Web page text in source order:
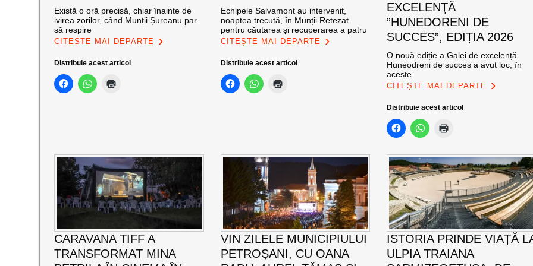
Există o oră precisă, chiar înainte de
ivirea zorilor, când Munții Șureanu par
să respire
CITEȘTE MAI DEPARTE
Distribuie acest articol
Echipele Salvamont au intervenit,
noaptea trecută, în Munții Retezat
pentru căutarea și recuperarea a patru
CITEȘTE MAI DEPARTE
Distribuie acest articol
EXCELENŢĂ
”HUNEDORENI DE
SUCCES”, EDIȚIA 2026
O nouă ediție a Galei de excelență
Huneodreni de succes a avut loc, în
aceste
CITEȘTE MAI DEPARTE
Distribuie acest articol
CARAVANA TIFF A
TRANSFORMAT MINA
VIN ZILELE MUNICIPIULUI
PETROȘANI, CU OANA
ISTORIA PRINDE VIAȚĂ
ULPIA TRAIANA